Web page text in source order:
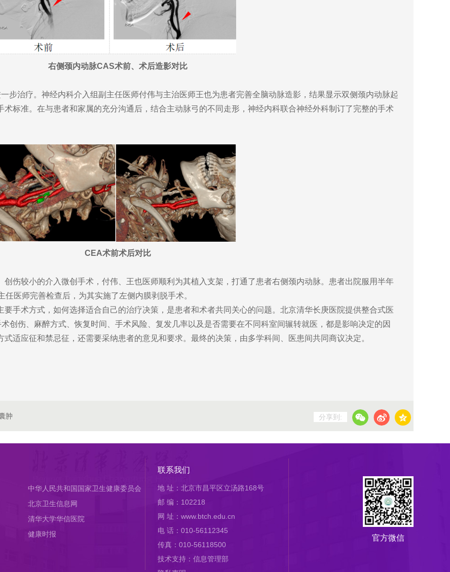
右侧颈内动脉CAS术前、术后造影对比
治疗。神经内科介入组副主任医师付伟与主治医师王也为患者完善全脑动脉造影，结果显示双侧颈内动脉起
标准。在与患者和家属的充分沟通后，结合主动脉弓的不同走形，神经内科联合神经外科制订了完整的手术
CEA术前术后对比
较小的介入微创手术，付伟、王也医师顺利为其植入支架，打通了患者右侧颈内动脉。患者出院服用半年
医师完善检查后，为其实施了左侧内膜剥脱手术。
术方式，如何选择适合自己的治疗决策，是患者和术者共同关心的问题。北京清华长庚医院提供整合式医
创伤、麻醉方式、恢复时间、手术风险、复发几率以及是否需要在不同科室间辗转就医，都是影响决定的因
适应征和禁忌征，还需要采纳患者的意见和要求。最终的决策，由多学科间、医患间共同商议决定。
肿 分享到:
中华人民共和国国家卫生健康委员会
北京卫生信息网
清华大学华信医院
健康时报
联系我们
地 址：北京市昌平区立汤路168号
邮 编：102218
网 址：www.btch.edu.cn
电 话：010-56112345
传真：010-56118500
技术支持：信息管理部
官方微信